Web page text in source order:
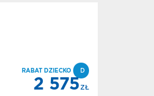
RABAT DZIECKO D
2 575ZŁ